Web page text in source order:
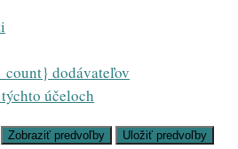
dodávateľov
účeloch
Zobraziť predvoľby Uložiť predvoľby